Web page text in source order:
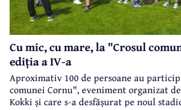
Cu mic, cu mare, la "Crosul
ediția a IV-a
Aproximativ 100 de persoane au
comunei Cornu", eveniment organizat
Kokki și care s-a desfășurat pe noul